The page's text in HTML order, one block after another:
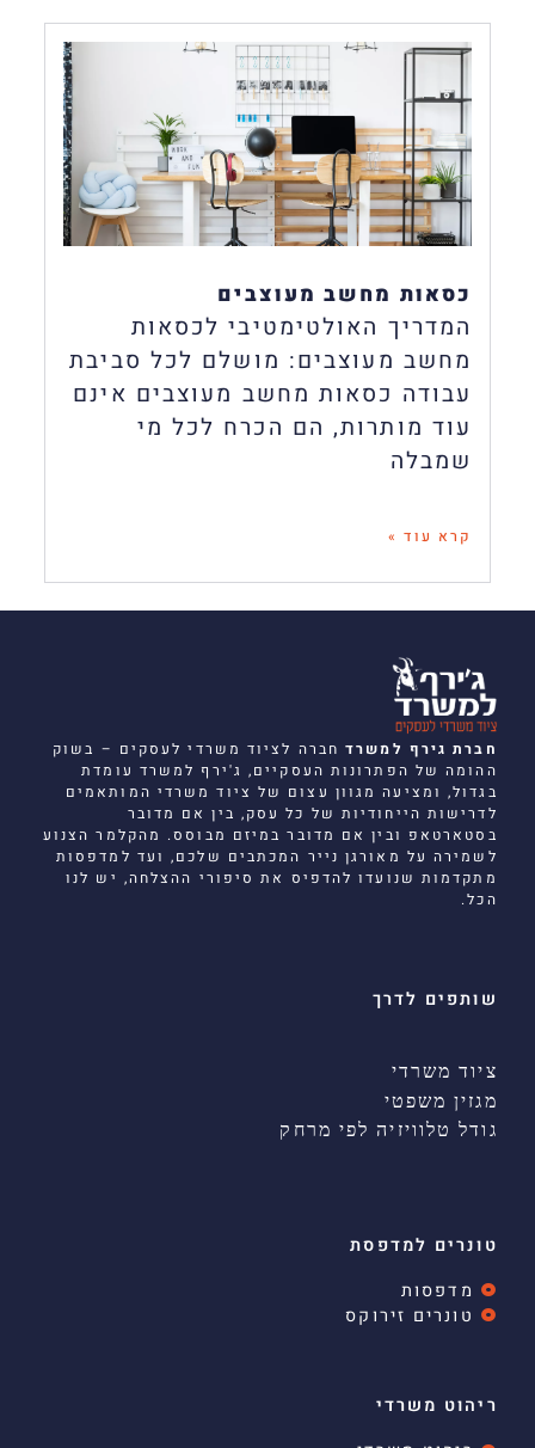
כסאות מחשב מעוצבים
המדריך האולטימטיבי לכסאות
מחשב מעוצבים: מושלם לכל סביבת
עבודה כסאות מחשב מעוצבים אינם
עוד מותרות, הם הכרח לכל מי
שמבלה
קרא עוד »
חברת גירף למשרדחברה לציוד משרדי לעסקים – בשוק
ההומה של הפתרונות העסקיים, ג'ירף למשרד עומדת
בגדול, ומציעה מגוון עצום של ציוד משרדי המותאמים
לדרישות הייחודיות של כל עסק, בין אם מדובר
בסטארטאפ ובין אם מדובר במיזם מבוסס. מהקלמר הצנוע
לשמירה על מאורגן נייר המכתבים שלכם, ועד למדפסות
מתקדמות שנועדו להדפיס את סיפורי ההצלחה, יש לנו
הכל.
שותפים לדרך
ציוד משרדי
מגזין משפטי
גודל טלוויזיה לפי מרחק
טונרים למדפסת
מדפסות
טונרים זירוקס
ריהוט משרדי